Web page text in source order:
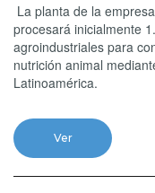
La planta de la
procesará inicialmente
agroindustriales para
nutrición animal
Latinoamérica.
Ver